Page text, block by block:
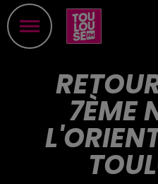
7ÈME